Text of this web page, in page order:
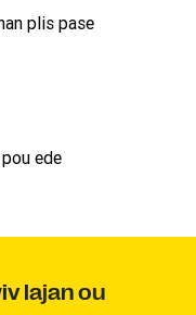
plis pase
ede
lajan ou